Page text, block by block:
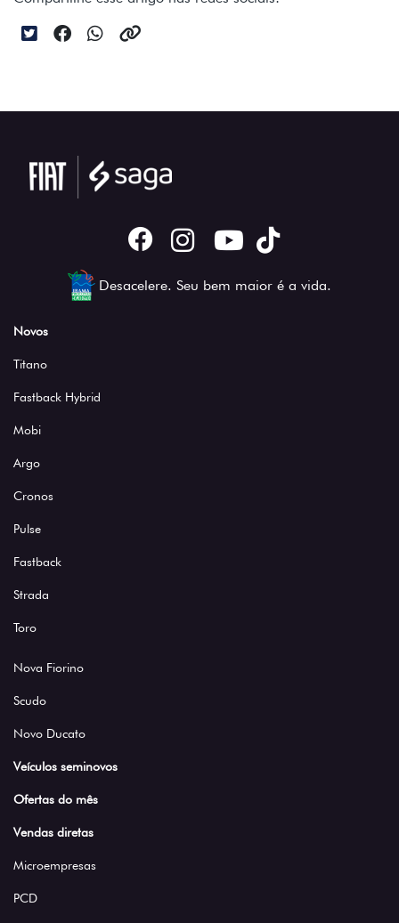
Desacelere. Seu bem maior é a vida.
Novos
Titano
Fastback Hybrid
Mobi
Argo
Cronos
Pulse
Fastback
Strada
Toro
Nova Fiorino
Scudo
Novo Ducato
Veículos seminovos
Ofertas do mês
Vendas diretas
Microempresas
PCD